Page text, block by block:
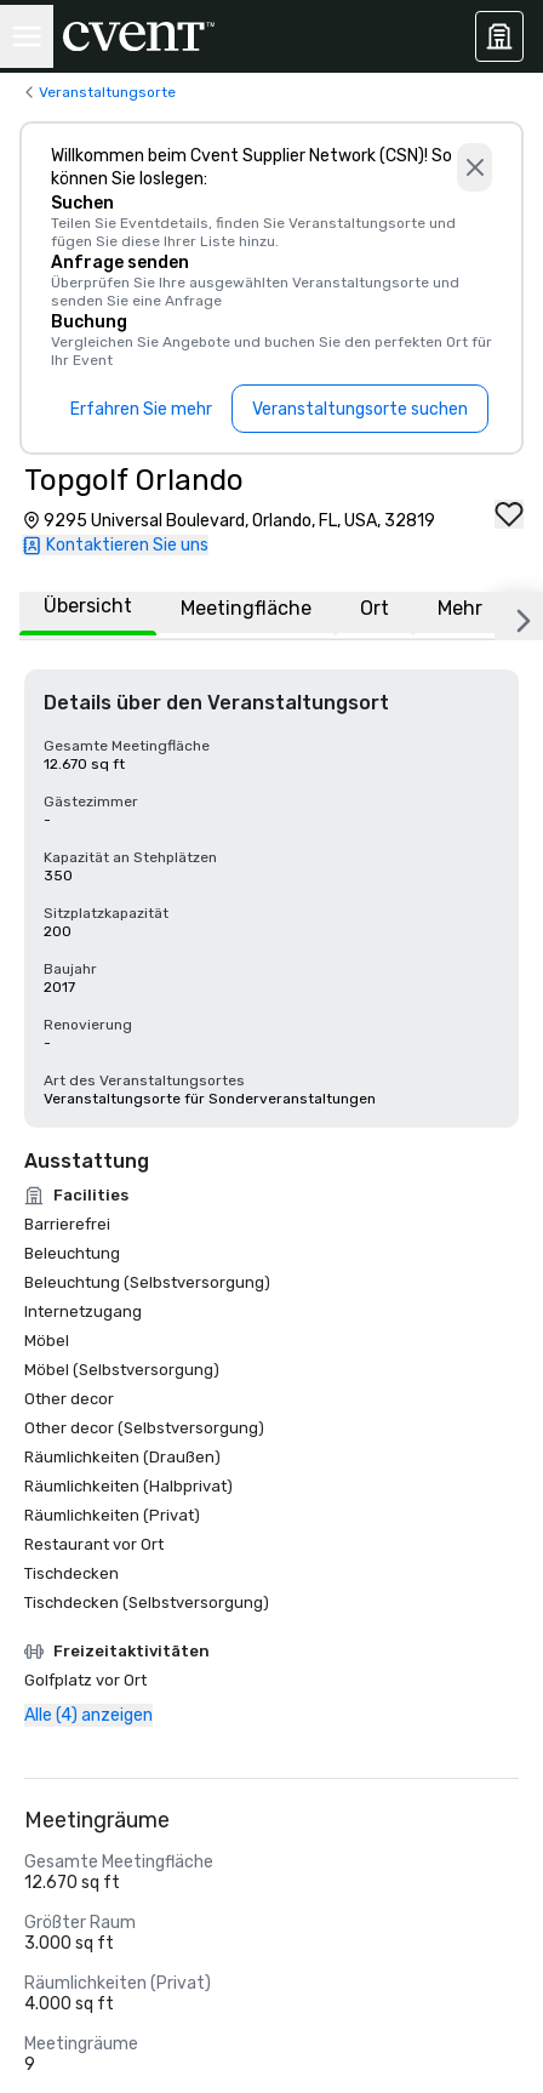
Veranstaltungsorte
Willkommen beim Cvent Supplier Network (CSN)! So
können Sie loslegen:
Suchen
Teilen Sie Eventdetails, finden Sie Veranstaltungsorte und
fügen Sie diese Ihrer Liste hinzu.
Anfrage senden
Überprüfen Sie Ihre ausgewählten Veranstaltungsorte und
senden Sie eine Anfrage
Buchung
Vergleichen Sie Angebote und buchen Sie den perfekten Ort für
Ihr Event
Erfahren Sie mehr Veranstaltungsorte suchen
Topgolf Orlando
9295 Universal Boulevard, Orlando, FL, USA, 32819
Kontaktieren Sie uns
Übersicht Meetingfläche Ort Mehr
Details über den Veranstaltungsort
Gesamte Meetingfläche
12.670 sq ft
Gästezimmer
-
Kapazität an Stehplätzen
350
Sitzplatzkapazität
200
Baujahr
2017
Renovierung
-
Art des Veranstaltungsortes
Veranstaltungsorte für Sonderveranstaltungen
Ausstattung
Facilities
Barrierefrei
Beleuchtung
Beleuchtung (Selbstversorgung)
Internetzugang
Möbel
Möbel (Selbstversorgung)
Other decor
Other decor (Selbstversorgung)
Räumlichkeiten (Draußen)
Räumlichkeiten (Halbprivat)
Räumlichkeiten (Privat)
Restaurant vor Ort
Tischdecken
Tischdecken (Selbstversorgung)
Freizeitaktivitäten
Golfplatz vor Ort
Alle (4) anzeigen
Meetingräume
Gesamte Meetingfläche
12.670 sq ft
Größter Raum
3.000 sq ft
Räumlichkeiten (Privat)
4.000 sq ft
Meetingräume
9